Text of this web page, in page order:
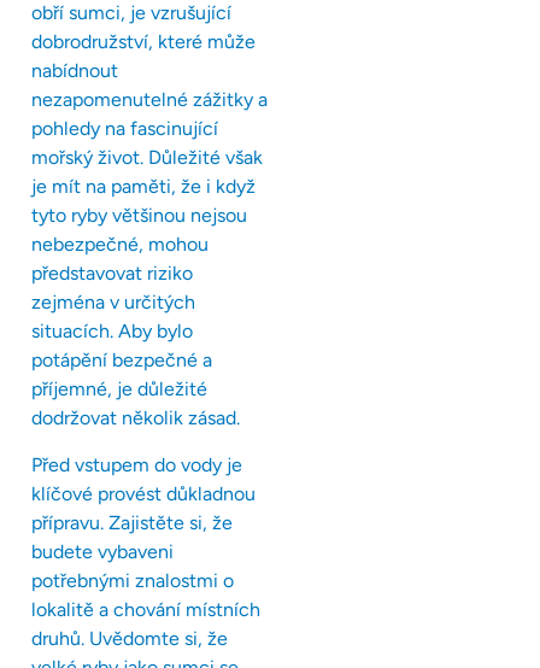
obří sumci, je vzrušující
dobrodružství, které může
nabídnout
nezapomenutelné zážitky a
pohledy na fascinující
mořský život. Důležité však
je mít na paměti, že i když
tyto ryby většinou nejsou
nebezpečné, mohou
představovat riziko
zejména v určitých
situacích. Aby bylo
potápění bezpečné a
příjemné, je důležité
dodržovat několik zásad.
Před vstupem do vody je
klíčové provést důkladnou
přípravu. Zajistěte si, že
budete vybaveni
potřebnými znalostmi o
lokalitě a chování místních
druhů. Uvědomte si, že